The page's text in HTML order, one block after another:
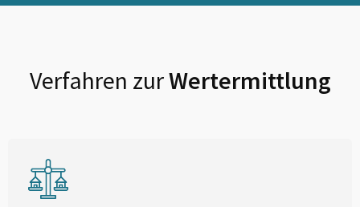
Verfahren zurWertermittlung